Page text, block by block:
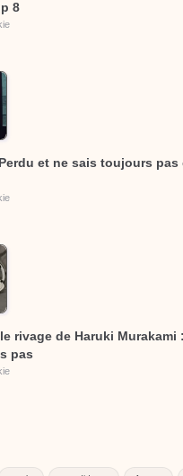
8
et ne sais toujours pas
rivage de Haruki Murakami
pas